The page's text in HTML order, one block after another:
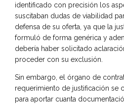
identificado con precisión los
suscitaban dudas de viabilidad
defensa de su oferta, ya que la
formuló de forma genérica y
debería haber solicitado
proceder con su exclusión.
Sin embargo, el órgano de
requerimiento de justificación se
para aportar cuanta